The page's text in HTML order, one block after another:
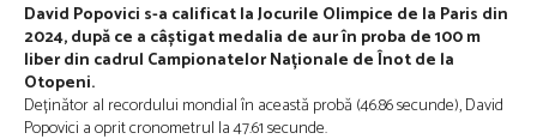
David Popovici s-a calificat la Jocurile Olimpice de la Paris din
2024, după ce a câștigat medalia de aur în proba de 100 m
liber din cadrul Campionatelor Naționale de Înot de la
Otopeni.
Deținător al recordului mondial în această probă (46.86 secunde), David
Popovici a oprit cronometrul la 47.61 secunde.